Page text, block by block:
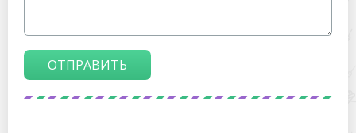
ОТПРАВИТЬ